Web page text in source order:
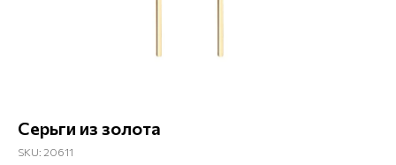
Серьги из золота
SKU: 20611